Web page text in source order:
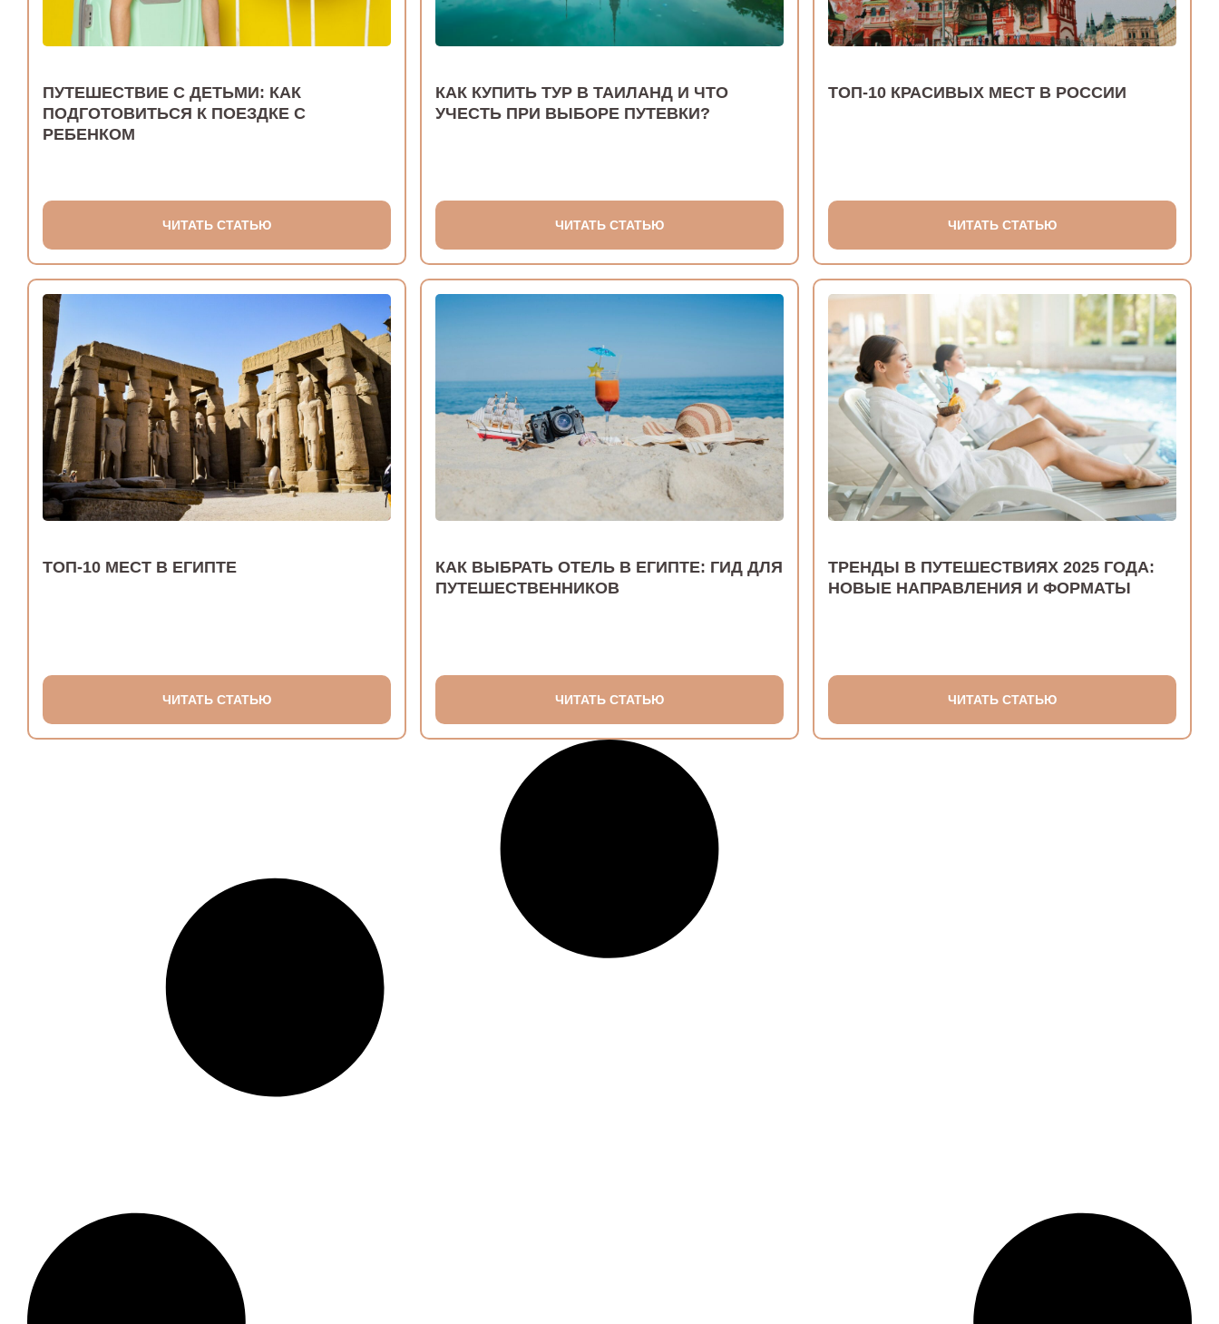
ПУТЕШЕСТВИЕ С ДЕТЬМИ: КАК
ПОДГОТОВИТЬСЯ К ПОЕЗДКЕ С
РЕБЕНКОМ
ЧИТАТЬ СТАТЬЮ
КАК КУПИТЬ ТУР В ТАИЛАНД И ЧТО
УЧЕСТЬ ПРИ ВЫБОРЕ ПУТЕВКИ?
ЧИТАТЬ СТАТЬЮ
ТОП-10 КРАСИВЫХ МЕСТ В РОССИИ
ЧИТАТЬ СТАТЬЮ
ТОП-10 МЕСТ В ЕГИПТЕ
ЧИТАТЬ СТАТЬЮ
КАК ВЫБРАТЬ ОТЕЛЬ В ЕГИПТЕ: ГИД ДЛЯ
ПУТЕШЕСТВЕННИКОВ
ЧИТАТЬ СТАТЬЮ
ТРЕНДЫ В ПУТЕШЕСТВИЯХ 2025 ГОДА:
НОВЫЕ НАПРАВЛЕНИЯ И ФОРМАТЫ
ЧИТАТЬ СТАТЬЮ